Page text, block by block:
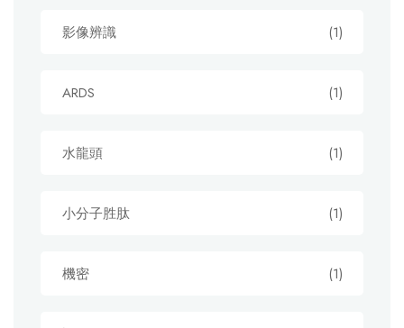
影像辨識 (1)
ARDS (1)
水龍頭 (1)
小分子胜肽 (1)
機密 (1)